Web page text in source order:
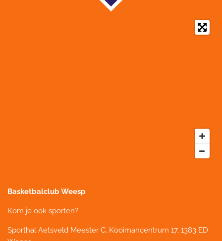
Basketbalclub Weesp
Kom je ook sporten?
Sporthal Aetsveld Meester C. Kooimancentrum 17, 1383 ED